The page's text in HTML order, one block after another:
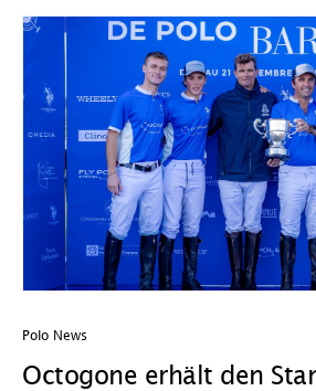
Polo News
Octogone erhält den